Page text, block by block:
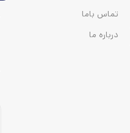
تماس باما
درباره ما